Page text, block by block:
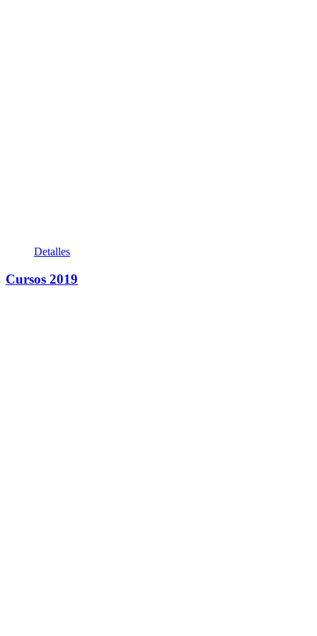
Detalles
Cursos 2019